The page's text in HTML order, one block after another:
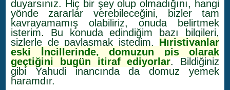
duyarsınız. Hiç bir şey olup olmadığını, hangi
yönde zararlar verebileceğini, bizler tam
kavrayamamış olabiliriz, onuda belirtmek
isterim. Bu konuda edindiğim bazı bilgileri,
sizlerle de paylaşmak istedim. Hıristiyanlar
eski İncillerinde, domuzun pis olarak
geçtiğini bugün itiraf ediyorlar. Bildiğiniz
gibi Yahudi inancında da domuz yemek
haramdır.